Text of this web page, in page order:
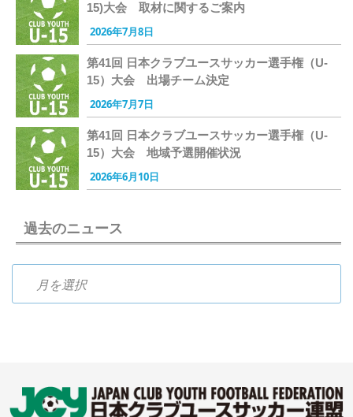
15)大会 取材に関するご案内
2026年7月8日
第41回 日本クラブユースサッカー選手権（U-
15）大会 出場チーム決定
2026年7月7日
第41回 日本クラブユースサッカー選手権（U-
15）大会 地域予選開催状況
2026年6月10日
過去のニュース
過去のニュース